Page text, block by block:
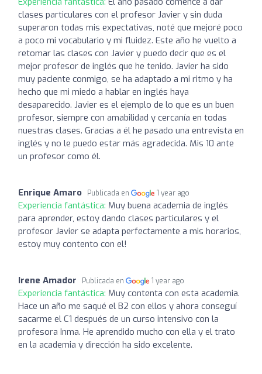
clases particulares con el profesor Javier y sin duda
superaron todas mis expectativas, noté que mejoré poco
a poco mi vocabulario y mi fluidez. Este año he vuelto a
retomar las clases con Javier y puedo decir que es el
mejor profesor de inglés que he tenido. Javier ha sido
muy paciente conmigo, se ha adaptado a mi ritmo y ha
hecho que mi miedo a hablar en inglés haya
desaparecido. Javier es el ejemplo de lo que es un buen
profesor, siempre con amabilidad y cercanía en todas
nuestras clases. Gracias a él he pasado una entrevista en
inglés y no le puedo estar más agradecida. Mis 10 ante
un profesor como él.
Enrique Amaro Publicada en 1 year ago
Experiencia fantástica: Muy buena academia de inglés
para aprender, estoy dando clases particulares y el
profesor Javier se adapta perfectamente a mis horarios,
estoy muy contento con el!
Irene Amador Publicada en 1 year ago
Experiencia fantástica: Muy contenta con esta academia.
Hace un año me saqué el B2 con ellos y ahora conseguí
sacarme el C1 después de un curso intensivo con la
profesora Inma. He aprendido mucho con ella y el trato
en la academia y dirección ha sido excelente.